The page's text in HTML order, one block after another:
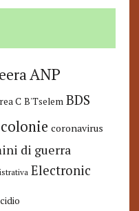
ANP
C B'Tselem BDS
colonie coronavirus
di guerra
Electronic